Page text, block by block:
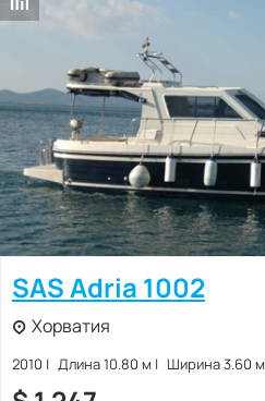
SAS Adria 1002
Хорватия
2010 Длина 10.80 м Ширина 3.60 м